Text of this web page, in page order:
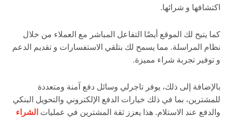
اكتشافها و شرائها.
كما يتيح لك الموقع أيضًا التفاعل المباشر مع العملاء من خلال
نظام المراسلة. مما يسمح لك بتلقي الاستفسارات و تقديم الدعم
و توفير تجربة شراء مميزة.
بالإضافة إلى ذلك، يوفر تاجرلي وسائل دفع آمنة ومتعددة
للمشترين، بما في ذلك خيارات الدفع الإلكتروني والتحويل البنكي
والدفع عند الاستلام. هذا يعزز ثقة المشترين في عمليات الشراء